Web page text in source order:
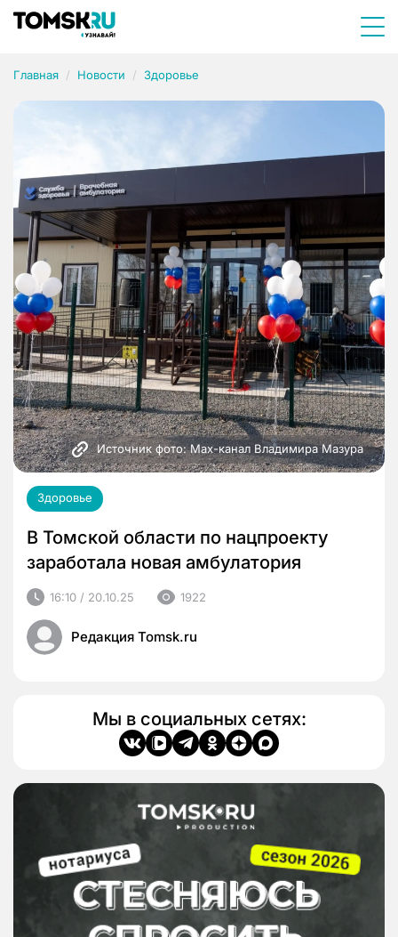
Главная Новости Здоровье
Источник фото: Max-канал Владимира Мазура
Здоровье
В Томской области по нацпроекту
заработала новая амбулатория
16:10 / 20.10.25 1922
Редакция Tomsk.ru
Мы в социальных сетях: